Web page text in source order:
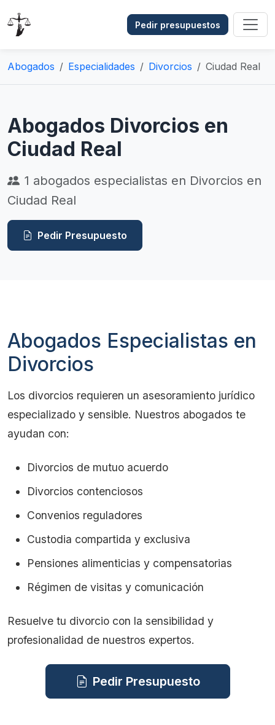
Pedir presupuestos
Abogados Especialidades Divorcios Ciudad Real
Abogados Divorcios en
Ciudad Real
1 abogados especialistas en Divorcios en
Ciudad Real
Pedir Presupuesto
Abogados Especialistas en
Divorcios
Los divorcios requieren un asesoramiento jurídico
especializado y sensible. Nuestros abogados te
ayudan con:
Divorcios de mutuo acuerdo
Divorcios contenciosos
Convenios reguladores
Custodia compartida y exclusiva
Pensiones alimenticias y compensatorias
Régimen de visitas y comunicación
Resuelve tu divorcio con la sensibilidad y
profesionalidad de nuestros expertos.
Pedir Presupuesto